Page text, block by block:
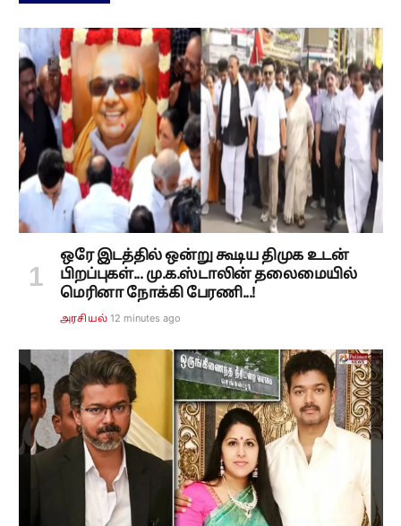
ஒரே இடத்தில் ஒன்று கூடிய திமுக உடன்
பிறப்புகள்... மு.க.ஸ்டாலின் தலைமையில்
மெரினா நோக்கி பேரணி...!
அரசியல் 12 minutes ago